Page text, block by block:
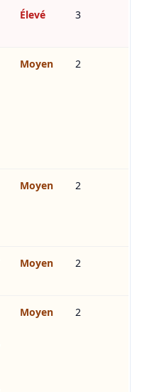
Élevé 3
Moyen 2
Moyen 2
Moyen 2
Moyen 2